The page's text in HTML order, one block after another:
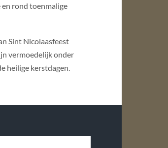
rond toenmalige
Sint Nicolaasfeest
vermoedelijk onder
heilige kerstdagen.